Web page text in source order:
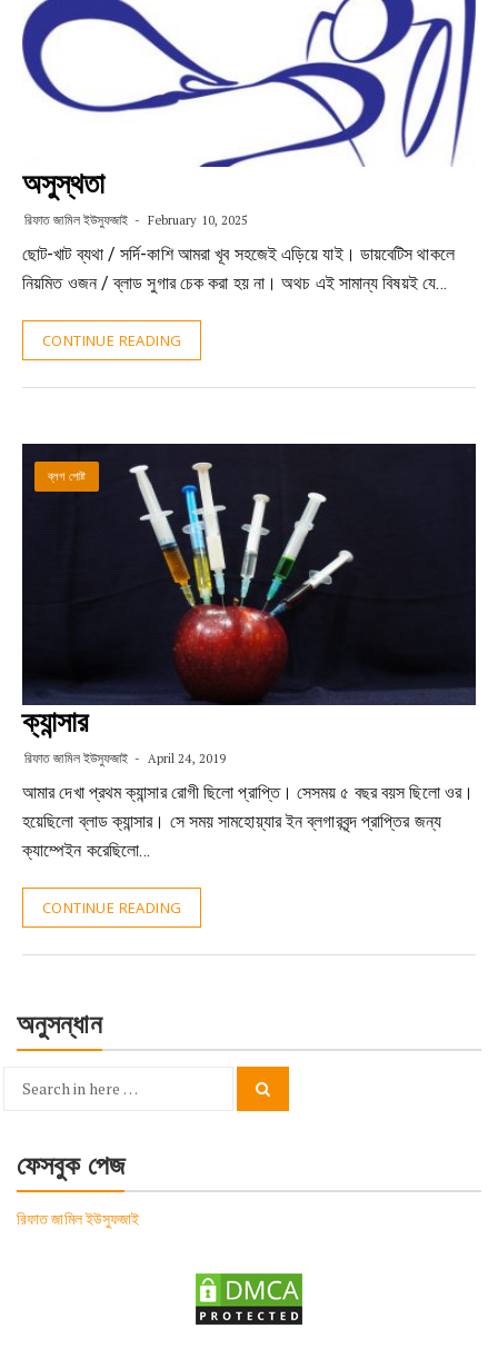
অসুস্থতা
রিফাত জামিল ইউসুফজাই February 10, 2025
ছোট-খাট ব্যথা / সর্দি-কাশি আমরা খূব সহজেই এড়িয়ে যাই। ডায়বেটিস থাকলে
নিয়মিত ওজন / ব্লাড সুগার চেক করা হয় না। অথচ এই সামান্য বিষয়ই যে…
CONTINUE READING
ব্লগ পোষ্ট
ক্যান্সার
রিফাত জামিল ইউসুফজাই April 24, 2019
আমার দেখা প্রথম ক্যান্সার রোগী ছিলো প্রাপ্তি। সেসময় ৫ বছর বয়স ছিলো ওর।
হয়েছিলো ব্লাড ক্যান্সার। সে সময় সামহোয়্যার ইন ব্লগারবৃন্দ প্রাপ্তির জন্য
ক্যাম্পেইন করেছিলো…
CONTINUE READING
অনুসন্ধান
Search
ফেসবুক পেজ
রিফাত জামিল ইউসুফজাই